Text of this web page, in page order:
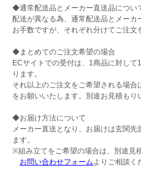
◆通常配送品とメーカー直送品につい
配送が異なる為、通常配送品とメーカ
お手数ですが、それぞれ分けてご注文
◆まとめてのご注文希望の場合
ECサイトでの受付は、1商品に対し
ります。
それ以上のご注文をご希望される場合
をお願いいたします。別途お見積もり
◆お届け方法について
メーカー直送となり、お届けは玄関
ます。
※組み立てをご希望の場合は、別途見
お問い合わせフォームよりご相談く